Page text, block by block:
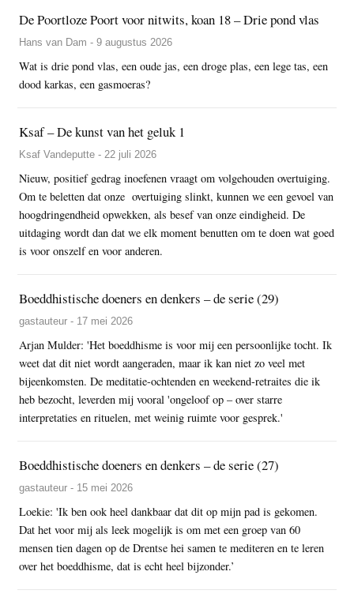
De Poortloze Poort voor nitwits, koan 18 – Drie pond vlas
Hans van Dam - 9 augustus 2026
Wat is drie pond vlas, een oude jas, een droge plas, een lege tas, een
dood karkas, een gasmoeras?
Ksaf – De kunst van het geluk 1
Ksaf Vandeputte - 22 juli 2026
Nieuw, positief gedrag inoefenen vraagt om volgehouden overtuiging.
Om te beletten dat onze overtuiging slinkt, kunnen we een gevoel van
hoogdringendheid opwekken, als besef van onze eindigheid. De
uitdaging wordt dan dat we elk moment benutten om te doen wat goed
is voor onszelf en voor anderen.
Boeddhistische doeners en denkers – de serie (29)
gastauteur - 17 mei 2026
Arjan Mulder: 'Het boeddhisme is voor mij een persoonlijke tocht. Ik
weet dat dit niet wordt aangeraden, maar ik kan niet zo veel met
bijeenkomsten. De meditatie-ochtenden en weekend-retraites die ik
heb bezocht, leverden mij vooral 'ongeloof op – over starre
interpretaties en rituelen, met weinig ruimte voor gesprek.'
Boeddhistische doeners en denkers – de serie (27)
gastauteur - 15 mei 2026
Loekie: 'Ik ben ook heel dankbaar dat dit op mijn pad is gekomen.
Dat het voor mij als leek mogelijk is om met een groep van 60
mensen tien dagen op de Drentse hei samen te mediteren en te leren
over het boeddhisme, dat is echt heel bijzonder.’